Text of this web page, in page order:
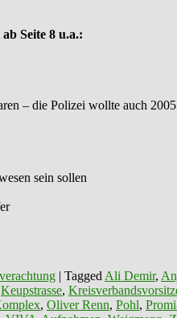
Seite 8 u.a.:
– die Polizei wollte auch
sein sollen
| Tagged Ali Demir,
Keupstrasse,
, Oliver Renn, Pohl,